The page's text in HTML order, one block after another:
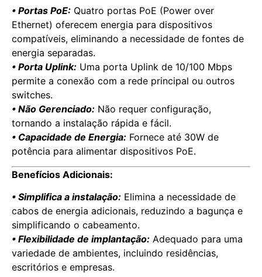
• Portas PoE: Quatro portas PoE (Power over
Ethernet) oferecem energia para dispositivos
compatíveis, eliminando a necessidade de fontes de
energia separadas.
• Porta Uplink: Uma porta Uplink de 10/100 Mbps
permite a conexão com a rede principal ou outros
switches.
• Não Gerenciado: Não requer configuração,
tornando a instalação rápida e fácil.
• Capacidade de Energia: Fornece até 30W de
potência para alimentar dispositivos PoE.
Benefícios Adicionais:
• Simplifica a instalação: Elimina a necessidade de
cabos de energia adicionais, reduzindo a bagunça e
simplificando o cabeamento.
• Flexibilidade de implantação: Adequado para uma
variedade de ambientes, incluindo residências,
escritórios e empresas.